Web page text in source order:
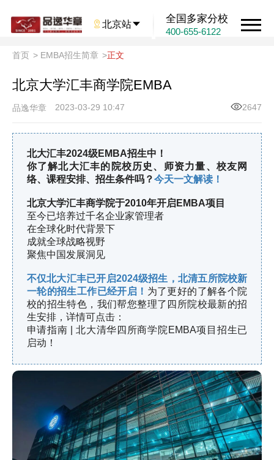
北京站 全国多家分校
400-655-6122
首页 > EMBA招生简章 >正文
北京大学汇丰商学院EMBA
品逸华章 2023-03-29 10:47 2647
北大汇丰2024级EMBA招生中！
你了解北大汇丰的院校历史、师资力量、校友网
络、课程安排、招生条件吗？今天一文解读！
北京大学汇丰商学院于2010年开启EMBA项目
至今已培养过千名企业家管理者
在全球化时代背景下
成就全球战略视野
聚焦中国发展洞见
不仅北大汇丰已开启2024级招生，北清五所院校新
一轮的招生工作已经开启！ 为了更好的了解各个院
校的招生特色，我们帮您整理了四所院校最新的招
生安排，详情可点击：
申请指南 | 北大清华四所商学院EMBA项目招生已
启动！